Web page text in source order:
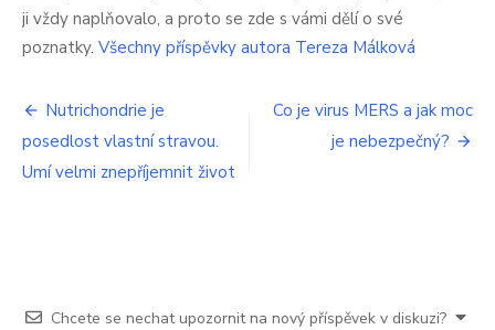
ji vždy naplňovalo, a proto se zde s vámi dělí o své
poznatky. Všechny příspěvky autora Tereza Málková
Navigace
pro
příspěvek
Nutrichondrie je
posedlost vlastní stravou.
Umí velmi znepříjemnit život
Co je virus MERS a jak moc
je nebezpečný?
Chcete se nechat upozornit na nový příspěvek v diskuzi?